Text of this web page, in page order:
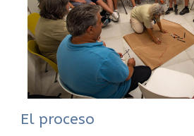
El proceso